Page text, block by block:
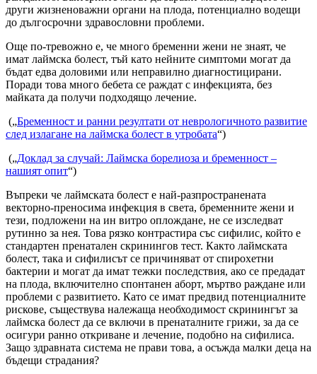
други жизненоважни органи на плода, потенциално водещи
до дългосрочни здравословни проблеми.
Още по-тревожно е, че много бременни жени не знаят, че
имат лаймска болест, тъй като нейните симптоми могат да
бъдат едва доловими или неправилно диагностицирани.
Поради това много бебета се раждат с инфекцията, без
майката да получи подходящо лечение.
(„Бременност и ранни резултати от неврологичното развитие
след излагане на лаймска болест в утробата“)
(„Доклад за случай: Лаймска борелиоза и бременност –
нашият опит“)
Въпреки че лаймската болест е най-разпространената
векторно-преносима инфекция в света, бременните жени и
тези, подложени на ин витро оплождане, не се изследват
рутинно за нея. Това рязко контрастира със сифилис, който е
стандартен пренатален скринингов тест. Както лаймската
болест, така и сифилисът се причиняват от спирохетни
бактерии и могат да имат тежки последствия, ако се предадат
на плода, включително спонтанен аборт, мъртво раждане или
проблеми с развитието. Като се имат предвид потенциалните
рискове, съществува належаща необходимост скринингът за
лаймска болест да се включи в пренаталните грижи, за да се
осигури ранно откриване и лечение, подобно на сифилиса.
Защо здравната система не прави това, а осъжда малки деца на
бъдещи страдания?